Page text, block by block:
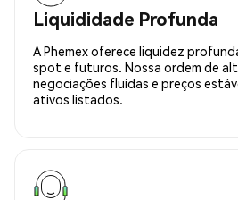
Liquididade Profunda
A Phemex oferece liquidez
spot e futuros. Nossa ordem de
negociações fluídas e preços
ativos listados.